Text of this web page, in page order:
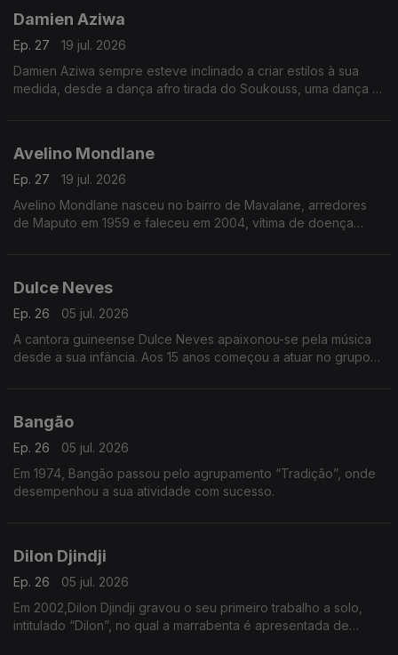
Damien Aziwa
Ep. 27
19 jul. 2026
Damien Aziwa sempre esteve inclinado a criar estilos à sua
medida, desde a dança afro tirada do Soukouss, uma dança e
Avelino Mondlane
Ep. 27
19 jul. 2026
Avelino Mondlane nasceu no bairro de Mavalane, arredores
de Maputo em 1959 e faleceu em 2004, vítima de doença
Dulce Neves
Ep. 26
05 jul. 2026
A cantora guineense Dulce Neves apaixonou-se pela música
desde a sua infância. Aos 15 anos começou a atuar no grupo
Bangão
Ep. 26
05 jul. 2026
Em 1974, Bangão passou pelo agrupamento “Tradição”, onde
desempenhou a sua atividade com sucesso.
Dilon Djindji
Ep. 26
05 jul. 2026
Em 2002,Dilon Djindji gravou o seu primeiro trabalho a solo,
intitulado “Dilon”, no qual a marrabenta é apresentada de